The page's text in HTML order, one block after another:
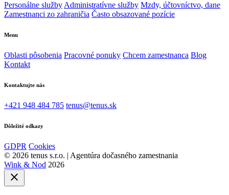
Personálne služby Administratívne služby Mzdy, účtovníctvo, dane
Zamestnanci zo zahraničia Často obsazované pozície
Menu
Oblasti pôsobenia Pracovné ponuky Chcem zamestnanca Blog
Kontakt
Kontaktujte nás
+421 948 484 785 tenus@tenus.sk
Dôležité odkazy
GDPR Cookies
© 2026 tenus s.r.o. | Agentúra dočasného zamestnania
Wink & Nod 2026